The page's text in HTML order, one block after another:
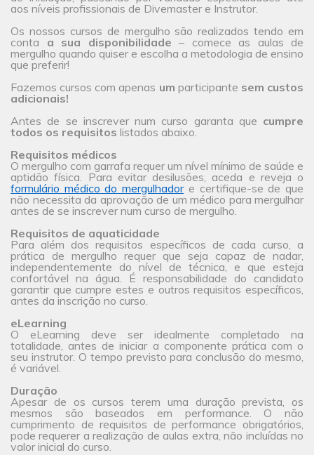
aos níveis profissionais de Divemaster e Instrutor.
Os nossos cursos de mergulho são realizados tendo em
conta a sua disponibilidade – comece as aulas de
mergulho quando quiser e escolha a metodologia de ensino
que preferir!
Fazemos cursos com apenas um participante sem custos
adicionais!
Antes de se inscrever num curso garanta que cumpre
todos os requisitos listados abaixo.
Requisitos médicos
O mergulho com garrafa requer um nível mínimo de saúde e
aptidão física. Para evitar desilusões, aceda e reveja o
formulário médico do mergulhadore certifique-se de que
não necessita da aprovação de um médico para mergulhar
antes de se inscrever num curso de mergulho.
Requisitos de aquaticidade
Para além dos requisitos específicos de cada curso, a
prática de mergulho requer que seja capaz de nadar,
independentemente do nível de técnica, e que esteja
confortável na água. É responsabilidade do candidato
garantir que cumpre estes e outros requisitos específicos,
antes da inscrição no curso.
eLearning
O eLearning deve ser idealmente completado na
totalidade, antes de iniciar a componente prática com o
seu instrutor. O tempo previsto para conclusão do mesmo,
é variável.
Duração
Apesar de os cursos terem uma duração prevista, os
mesmos são baseados em performance. O não
cumprimento de requisitos de performance obrigatórios,
pode requerer a realização de aulas extra, não incluídas no
valor inicial do curso.